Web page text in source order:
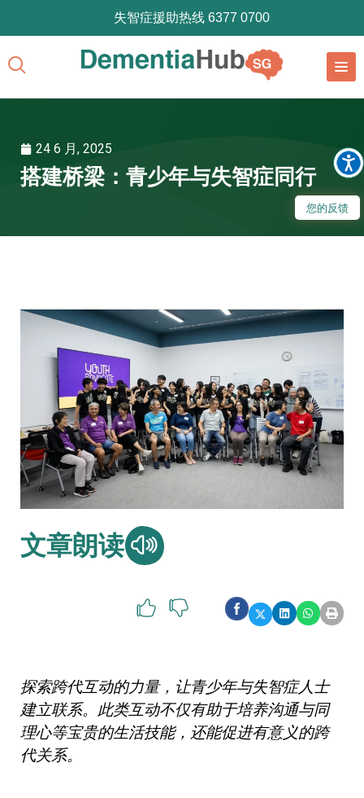
您的反馈
失智症援助热线 6377 0700
24 6 月, 2025
搭建桥梁：青少年与失智症同行
文章朗读
探索跨代互动的力量，让青少年与失智症人士
建立联系。此类互动不仅有助于培养沟通与同
理心等宝贵的生活技能，还能促进有意义的跨
代关系。